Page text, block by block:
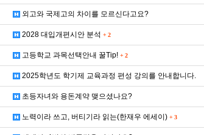
외고와 국제고의 차이를 모르신다고요?
2028 대입개편시안 분석 + 2
고등학교 과목선택안내 꿀Tip! + 2
2025학년도 학기제 교육과정 편성 강의를 안내합니다.
초등자녀와 용돈계약 맺으셨나요?
노력이라 쓰고, 버티기라 읽는(한재우 에세이) + 3